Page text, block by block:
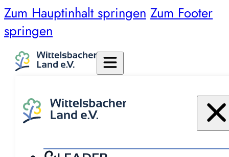
Zum Hauptinhalt springen Zum Footer
springen